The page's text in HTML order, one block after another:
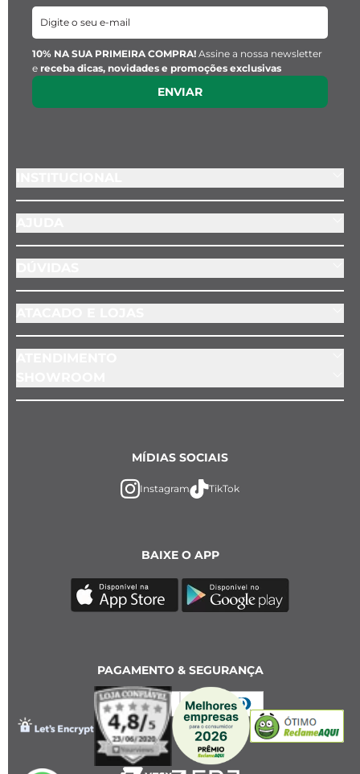
Key Design
Diâmetro: 1 cm
Material: Aço inoxidável
10% NA SUA PRIMEIRA COMPRA! Assine a nossa newsletter
e receba dicas, novidades e promoções exclusivas
ENVIAR
BAIXE O APP
MÍDIAS SOCIAIS
Instagram TikTok
PAGAMENTO & SEGURANÇA